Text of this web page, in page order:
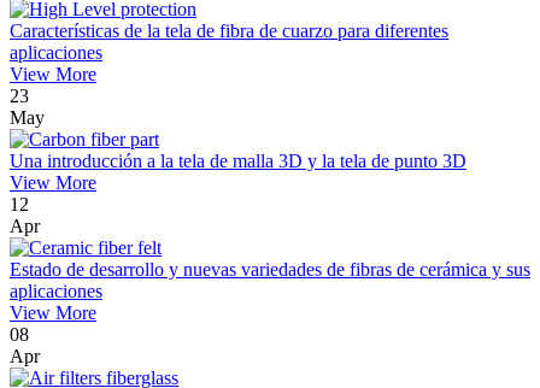
Características de la tela de fibra de cuarzo para diferentes
aplicaciones
View More
23
May
Una introducción a la tela de malla 3D y la tela de punto 3D
View More
12
Apr
Estado de desarrollo y nuevas variedades de fibras de cerámica y sus
aplicaciones
View More
08
Apr